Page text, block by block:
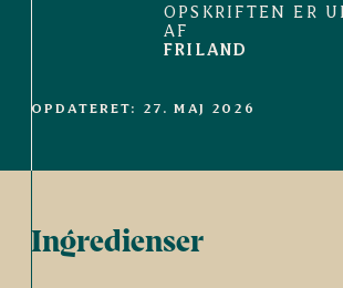
OPSKRIFTEN ER
AF
FRILAND
OPDATERET: 27. MAJ 2026
Ingredienser